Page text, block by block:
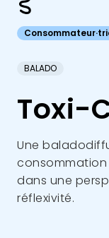
BALADO
Toxi-
Une
dans une
réflexivité.